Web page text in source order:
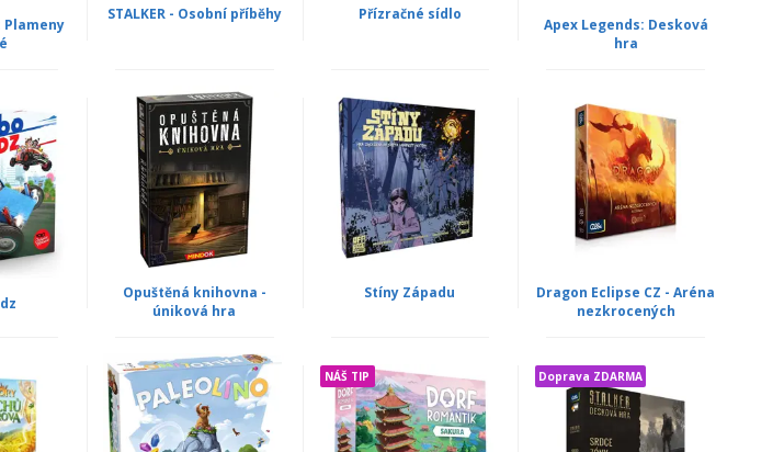
STALKER - Osobní příběhy Přízračné sídlo
Apex Legends: Desková
hra
Opuštěná knihovna -
úniková hra
Stíny Západu
Dragon Eclipse CZ - Aréna
nezkrocených
NÁŠ TIP Doprava ZDARMA